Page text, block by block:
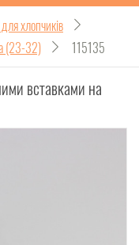
хлопчиків
(23-32) 115135
вставками на